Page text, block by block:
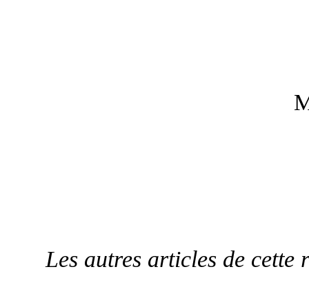
Les autres articles de cette